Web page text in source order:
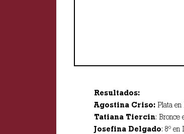
Resultados:
Agostina Criso: Plata en
Tatiana Tiercin: Bronce
Josefina Delgado: 8º en